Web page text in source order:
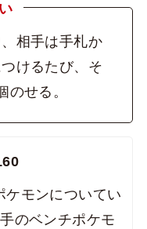
相手は手札か
けるたび、そ
のせる。
ケモンについてい
のベンチポケモ